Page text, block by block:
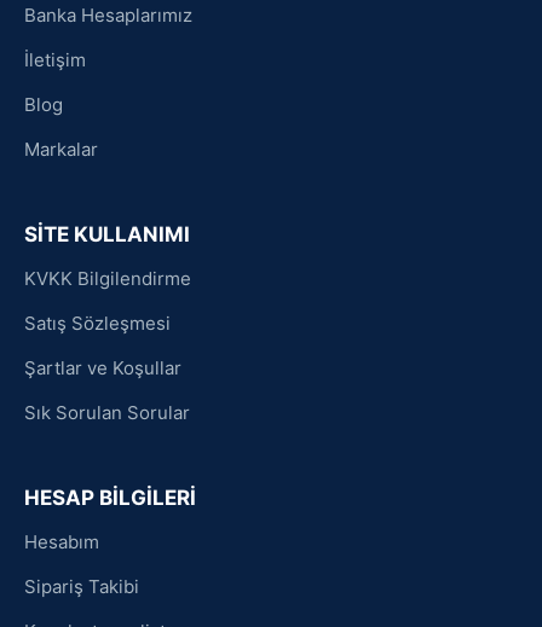
Banka Hesaplarımız
İletişim
Blog
Markalar
SİTE KULLANIMI
KVKK Bilgilendirme
Satış Sözleşmesi
Şartlar ve Koşullar
Sık Sorulan Sorular
HESAP BİLGİLERİ
Hesabım
Sipariş Takibi